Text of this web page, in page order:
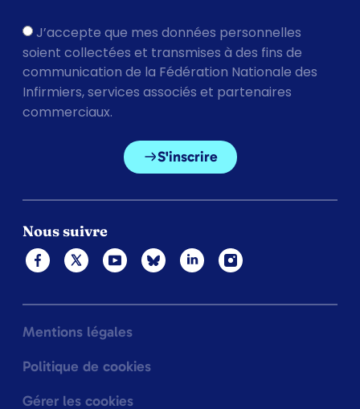
J’accepte que mes données personnelles
soient collectées et transmises à des fins de
communication de la Fédération Nationale des
Infirmiers, services associés et partenaires
commerciaux.
S'inscrire
Nous suivre
Mentions légales
Politique de cookies
Gérer les cookies